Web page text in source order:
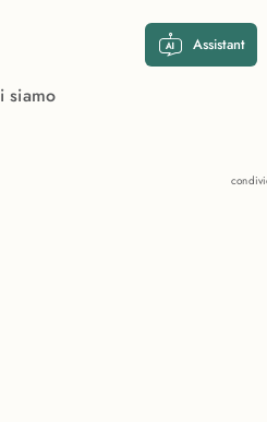
Assistant
siamo